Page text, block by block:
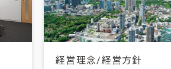
理念/経営方針